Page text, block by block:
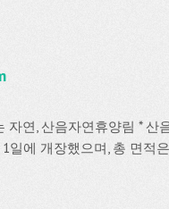
자연, 산음자연휴양림 * 산
에 개장했으며, 총 면적